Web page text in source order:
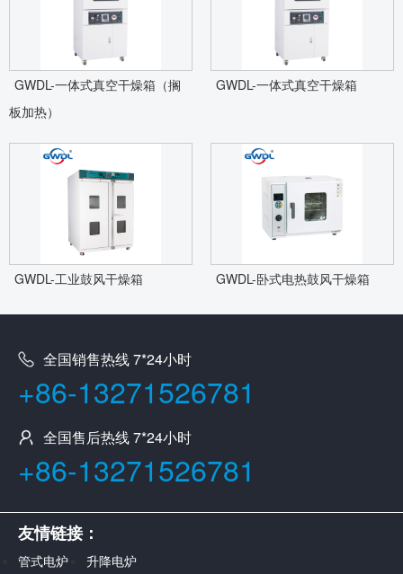
GWDL-一体式真空干燥箱（搁
板加热）
GWDL-一体式真空干燥箱
GWDL-工业鼓风干燥箱 GWDL-卧式电热鼓风干燥箱
全国销售热线 7*24小时
+86-13271526781
全国售后热线 7*24小时
+86-13271526781
友情链接：
管式电炉 升降电炉